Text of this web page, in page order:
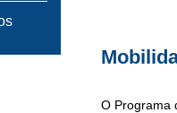
O Programa